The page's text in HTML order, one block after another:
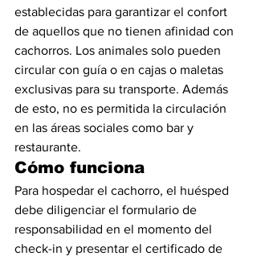
establecidas para garantizar el confort
de aquellos que no tienen afinidad con
cachorros. Los animales solo pueden
circular con guía o en cajas o maletas
exclusivas para su transporte. Además
de esto, no es permitida la circulación
en las áreas sociales como bar y
restaurante.
Cómo funciona
Para hospedar el cachorro, el huésped
debe diligenciar el formulario de
responsabilidad en el momento del
check-in y presentar el certificado de